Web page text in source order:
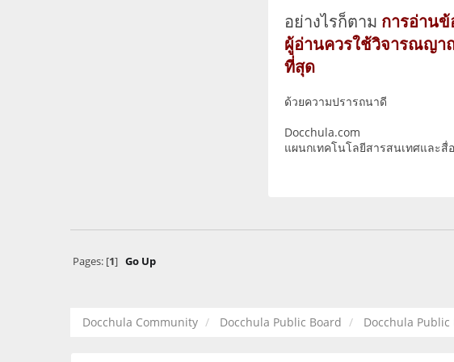
อย่างไรก็ตาม การอ่าน
ผู้อ่านควรใช้วิจารณญา
ที่สุด
ด้วยความปรารถนาดี
Docchula.com
แผนกเทคโนโลยีสารสนเทศและ
Pages: [1] Go Up
Docchula Community Docchula Public Board Docchula Public